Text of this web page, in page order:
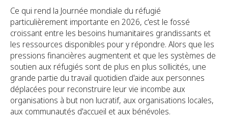
Ce qui rend la Journée mondiale du réfugié
particulièrement importante en 2026, c'est le fossé
croissant entre les besoins humanitaires grandissants et
les ressources disponibles pour y répondre. Alors que les
pressions financières augmentent et que les systèmes de
soutien aux réfugiés sont de plus en plus sollicités, une
grande partie du travail quotidien d'aide aux personnes
déplacées pour reconstruire leur vie incombe aux
organisations à but non lucratif, aux organisations locales,
aux communautés d'accueil et aux bénévoles.